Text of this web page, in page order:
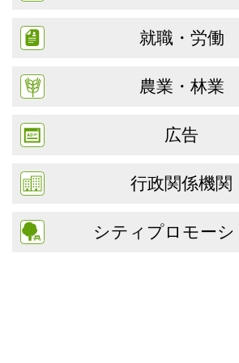
就職・労働
農業・林業
広告
行政関係機関
シティプロモーシ